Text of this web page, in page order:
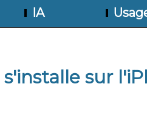
IA
sur